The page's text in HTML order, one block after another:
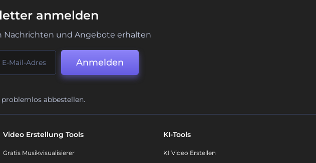
anmelden
Nachrichten und Angebote erhalten
Anmelden
abbestellen.
Video Erstellung Tools
Gratis Musikvisualisierer
KI-Tools
KI Video Erstellen